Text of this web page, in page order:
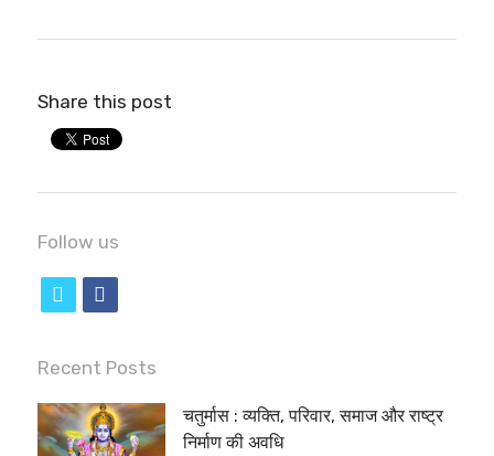
Share this post
Follow us
i
t
t
c
e
b
Recent Posts
चतुर्मास : व्यक्ति, परिवार, समाज और राष्ट्र
निर्माण की अवधि